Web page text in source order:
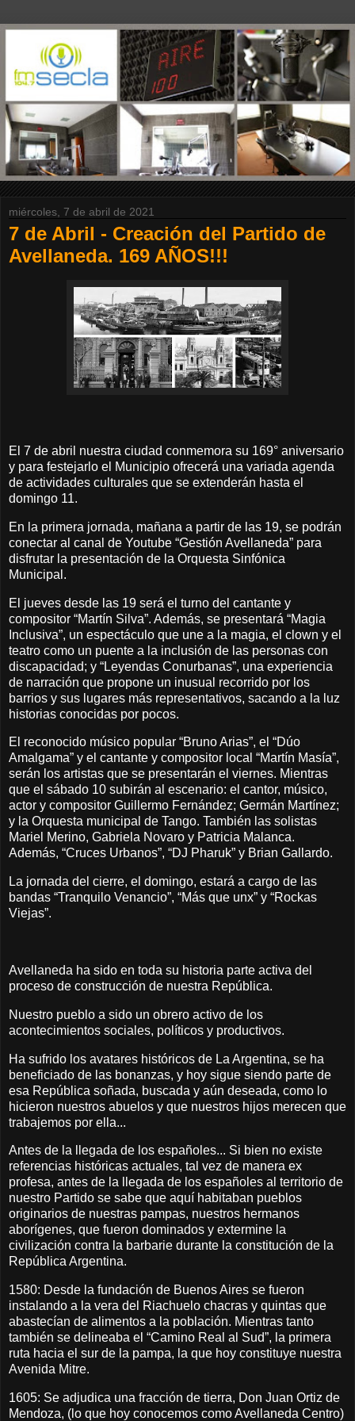
miércoles, 7 de abril de 2021
7 de Abril - Creación del Partido de
Avellaneda. 169 AÑOS!!!
El 7 de abril nuestra ciudad conmemora su 169° aniversario
y para festejarlo el Municipio ofrecerá una variada agenda
de actividades culturales que se extenderán hasta el
domingo 11.
En la primera jornada, mañana a partir de las 19, se podrán
conectar al canal de Youtube “Gestión Avellaneda” para
disfrutar la presentación de la Orquesta Sinfónica
Municipal.
El jueves desde las 19 será el turno del cantante y
compositor “Martín Silva”. Además, se presentará “Magia
Inclusiva”, un espectáculo que une a la magia, el clown y el
teatro como un puente a la inclusión de las personas con
discapacidad; y “Leyendas Conurbanas”, una experiencia
de narración que propone un inusual recorrido por los
barrios y sus lugares más representativos, sacando a la luz
historias conocidas por pocos.
El reconocido músico popular “Bruno Arias”, el “Dúo
Amalgama” y el cantante y compositor local “Martín Masía”,
serán los artistas que se presentarán el viernes. Mientras
que el sábado 10 subirán al escenario: el cantor, músico,
actor y compositor Guillermo Fernández; Germán Martínez;
y la Orquesta municipal de Tango. También las solistas
Mariel Merino, Gabriela Novaro y Patricia Malanca.
Además, “Cruces Urbanos”, “DJ Pharuk” y Brian Gallardo.
La jornada del cierre, el domingo, estará a cargo de las
bandas “Tranquilo Venancio”, “Más que unx” y “Rockas
Viejas”.
Avellaneda ha sido en toda su historia parte activa del
proceso de construcción de nuestra República.
Nuestro pueblo a sido un obrero activo de los
acontecimientos sociales, políticos y productivos.
Ha sufrido los avatares históricos de La Argentina, se ha
beneficiado de las bonanzas, y hoy sigue siendo parte de
esa República soñada, buscada y aún deseada, como lo
hicieron nuestros abuelos y que nuestros hijos merecen que
trabajemos por ella...
Antes de la llegada de los españoles... Si bien no existe
referencias históricas actuales, tal vez de manera ex
profesa, antes de la llegada de los españoles al territorio de
nuestro Partido se sabe que aquí habitaban pueblos
originarios de nuestras pampas, nuestros hermanos
aborígenes, que fueron dominados y extermine la
civilización contra la barbarie durante la constitución de la
República Argentina.
1580: Desde la fundación de Buenos Aires se fueron
instalando a la vera del Riachuelo chacras y quintas que
abastecían de alimentos a la población. Mientras tanto
también se delineaba el “Camino Real al Sud”, la primera
ruta hacia el sur de la pampa, la que hoy constituye nuestra
Avenida Mitre.
1605: Se adjudica una fracción de tierra, Don Juan Ortiz de
Mendoza, (lo que hoy conocemos como Avellaneda Centro)